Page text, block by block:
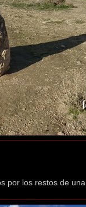
por los restos de